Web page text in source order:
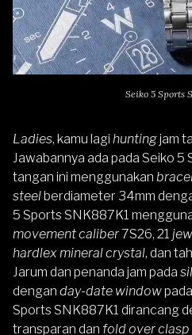
Seiko 5 Sports
Ladies, kamu lagi huntingjam
Jawabannya ada pada Seiko 5
tangan ini menggunakan
steelberdiameter 34mm
5 Sports SNK887K1
movement caliber7S26, 21
hardlex mineral crystal, dan
Jarum dan penanda jam pada
dengan day-date window
Sports SNK887K1 dirancang
transparan dan fold over clasp